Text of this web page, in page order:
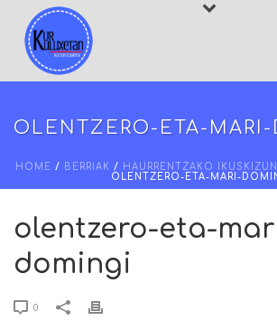
OLENTZERO-ETA-
HOME / BERRIAK / HAURRENTZAKO
OLENTZERO-ETA-MARI-
olentzero-eta-
domingi
0